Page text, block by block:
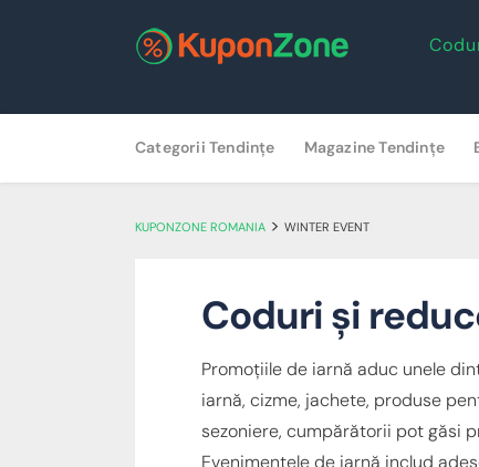
to
content
Categorii Tendințe Magazine Tendințe
KUPONZONE ROMANIA > WINTER EVENT
Coduri și
Promoțiile de iarnă aduc unele
iarnă, cizme, jachete, produse
sezoniere, cumpărătorii pot găsi
Evenimentele de iarnă includ